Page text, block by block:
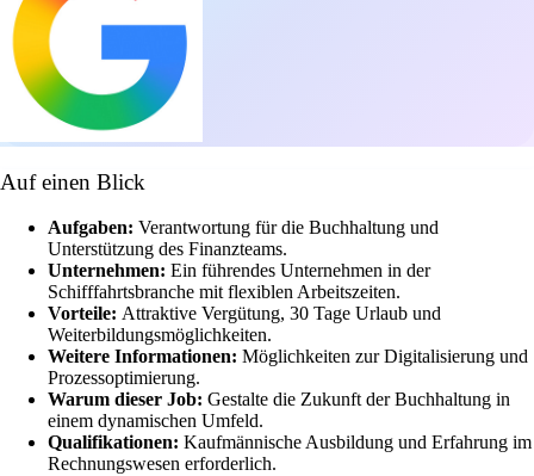
Auf einen Blick
Aufgaben: Verantwortung für die Buchhaltung und
Unterstützung des Finanzteams.
Unternehmen: Ein führendes Unternehmen in der
Schifffahrtsbranche mit flexiblen Arbeitszeiten.
Vorteile: Attraktive Vergütung, 30 Tage Urlaub und
Weiterbildungsmöglichkeiten.
Weitere Informationen: Möglichkeiten zur Digitalisierung und
Prozessoptimierung.
Warum dieser Job: Gestalte die Zukunft der Buchhaltung in
einem dynamischen Umfeld.
Qualifikationen: Kaufmännische Ausbildung und Erfahrung im
Rechnungswesen erforderlich.